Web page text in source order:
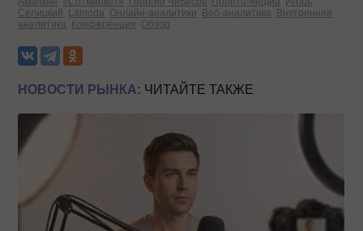
Селицкий
Lamoda Онлайн-аналитики Веб-аналитика
Внутренняя
аналитика
Конференция Обзор
НОВОСТИ РЫНКА: ЧИТАЙТЕ ТАКЖЕ